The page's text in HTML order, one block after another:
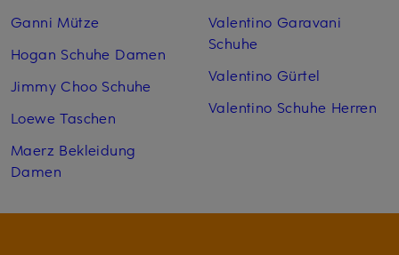
Ganni Mütze
Hogan Schuhe Damen
Jimmy Choo Schuhe
Loewe Taschen
Maerz Bekleidung
Damen
Valentino Garavani
Schuhe
Valentino Gürtel
Valentino Schuhe Herren